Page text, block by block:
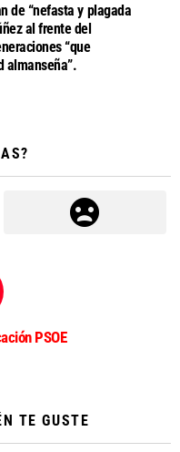
de “nefasta y plagada
al frente del
“que
almanseña”.
PSOE
TE GUSTE